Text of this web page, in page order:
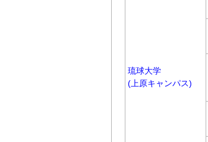
琉球大学
(上原キャンパス)